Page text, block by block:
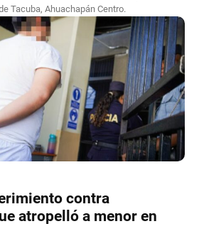
Tacuba, Ahuachapán Centro.
contra
atropelló a menor en